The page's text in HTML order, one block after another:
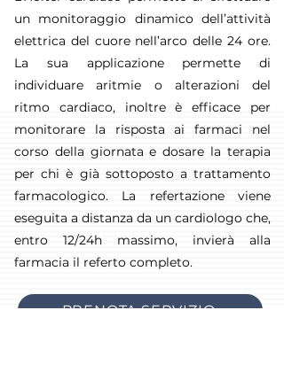
PRENOTA SERVIZIO
un monitoraggio dinamico dell’attività
elettrica del cuore nell’arco delle 24 ore.
La sua applicazione permette di
individuare aritmie o alterazioni del
ritmo cardiaco, inoltre è efficace per
monitorare la risposta ai farmaci nel
corso della giornata e dosare la terapia
per chi è già sottoposto a trattamento
farmacologico. La refertazione viene
eseguita a distanza da un cardiologo che,
entro 12/24h massimo, invierà alla
farmacia il referto completo.